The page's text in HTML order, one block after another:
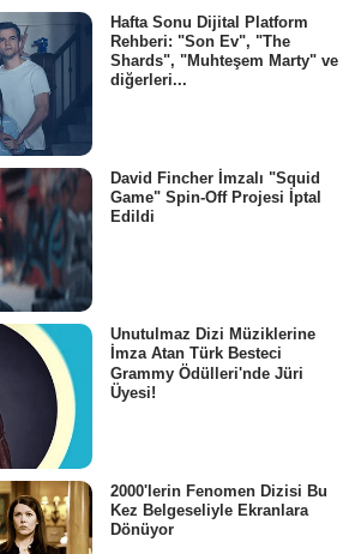
Hafta Sonu Dijital Platform
Rehberi: "Son Ev", "The
Shards", "Muhteşem Marty" ve
diğerleri...
David Fincher İmzalı "Squid
Game" Spin-Off Projesi İptal
Edildi
Unutulmaz Dizi Müziklerine
İmza Atan Türk Besteci
Grammy Ödülleri'nde Jüri
Üyesi!
2000'lerin Fenomen Dizisi Bu
Kez Belgeseliyle Ekranlara
Dönüyor